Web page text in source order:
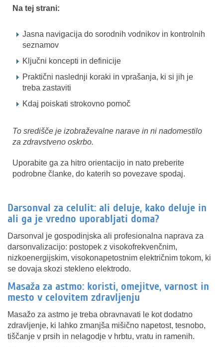
Na tej strani:
Jasna navigacija do sorodnih vodnikov in kontrolnih
seznamov
Ključni koncepti in definicije
Praktični naslednji koraki in vprašanja, ki si jih je
treba zastaviti
Kdaj poiskati strokovno pomoč
To središče je izobraževalne narave in ni nadomestilo
za zdravstveno oskrbo.
Uporabite ga za hitro orientacijo in nato preberite
podrobne članke, do katerih so povezave spodaj.
Darsonval za celulit: ali deluje, kako deluje in
ali ga je vredno uporabljati doma?
Darsonval je gospodinjska ali profesionalna naprava za
darsonvalizacijo: postopek z visokofrekvenčnim,
nizkoenergijskim, visokonapetostnim električnim tokom, ki
se dovaja skozi stekleno elektrodo.
Masaža za astmo: koristi, omejitve, varnost in
mesto v celovitem zdravljenju
Masažo za astmo je treba obravnavati le kot dodatno
zdravljenje, ki lahko zmanjša mišično napetost, tesnobo,
tiščanje v prsih in nelagodje v hrbtu, vratu in ramenih.